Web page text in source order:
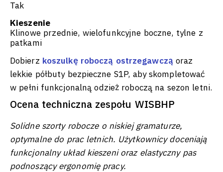
Tak
Kieszenie
Klinowe przednie, wielofunkcyjne boczne, tylne z
patkami
Dobierz koszulkę roboczą ostrzegawczą oraz
lekkie półbuty bezpieczne S1P, aby skompletować
w pełni funkcjonalną odzież roboczą na sezon letni.
Ocena techniczna zespołu WISBHP
Solidne szorty robocze o niskiej gramaturze,
optymalne do prac letnich. Użytkownicy doceniają
funkcjonalny układ kieszeni oraz elastyczny pas
podnoszący ergonomię pracy.